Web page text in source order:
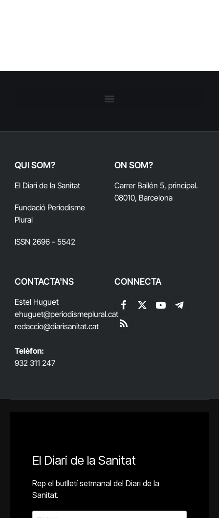
QUI SOM?
El Diari de la Sanitat
Fundació Periodisme
Plural
ISSN 2696 - 5542
ON SOM?
Carrer Bailén 5, principal.
08010, Barcelona
CONTACTA'NS
Estel Huguet
ehuguet@periodismeplural.cat
redaccio@diarisanitat.cat
Telèfon:
932 311 247
CONNECTA
Facebook
X
YouTubeTelegram
RSS